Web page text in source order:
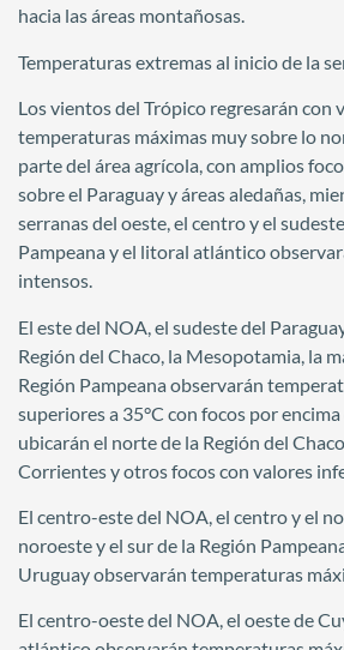
hacia las áreas montañosas.
Temperaturas extremas al inicio de la
Los vientos del Trópico regresarán con
temperaturas máximas muy sobre lo
parte del área agrícola, con amplios
sobre el Paraguay y áreas aledañas,
serranas del oeste, el centro y el
Pampeana y el litoral atlántico
intensos.
El este del NOA, el sudeste del
Región del Chaco, la Mesopotamia, la
Región Pampeana observarán
superiores a 35°C con focos por encima
ubicarán el norte de la Región del
Corrientes y otros focos con valores
El centro-este del NOA, el centro y el
noroeste y el sur de la Región
Uruguay observarán temperaturas
El centro-oeste del NOA, el oeste de